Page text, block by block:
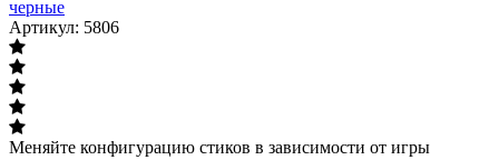
черные
Артикул: 5806
Меняйте конфигурацию стиков в зависимости от игры